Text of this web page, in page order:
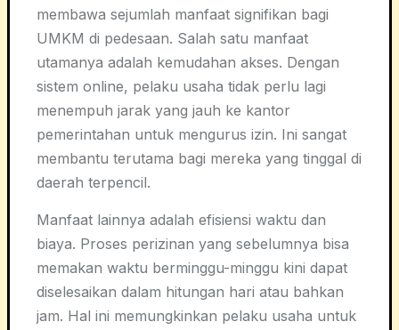
membawa sejumlah manfaat signifikan bagi
UMKM di pedesaan. Salah satu manfaat
utamanya adalah kemudahan akses. Dengan
sistem online, pelaku usaha tidak perlu lagi
menempuh jarak yang jauh ke kantor
pemerintahan untuk mengurus izin. Ini sangat
membantu terutama bagi mereka yang tinggal di
daerah terpencil.
Manfaat lainnya adalah efisiensi waktu dan
biaya. Proses perizinan yang sebelumnya bisa
memakan waktu berminggu-minggu kini dapat
diselesaikan dalam hitungan hari atau bahkan
jam. Hal ini memungkinkan pelaku usaha untuk